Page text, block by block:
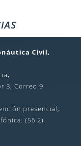
Civil,
3, Correo 9
presencial,
(56 2)